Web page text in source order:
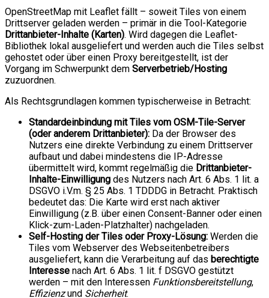
OpenStreetMap mit Leaflet fällt – soweit Tiles von einem
Drittserver geladen werden – primär in die Tool-Kategorie
Drittanbieter-Inhalte (Karten). Wird dagegen die Leaflet-
Bibliothek lokal ausgeliefert und werden auch die Tiles selbst
gehostet oder über einen Proxy bereitgestellt, ist der
Vorgang im Schwerpunkt dem Serverbetrieb/Hosting
zuzuordnen.
Als Rechtsgrundlagen kommen typischerweise in Betracht:
Standardeinbindung mit Tiles vom OSM-Tile-Server
(oder anderem Drittanbieter): Da der Browser des
Nutzers eine direkte Verbindung zu einem Drittserver
aufbaut und dabei mindestens die IP-Adresse
übermittelt wird, kommt regelmäßig die Drittanbieter-
Inhalte-Einwilligung des Nutzers nach Art. 6 Abs. 1 lit. a
DSGVO i.V.m. § 25 Abs. 1 TDDDG in Betracht. Praktisch
bedeutet das: Die Karte wird erst nach aktiver
Einwilligung (z.B. über einen Consent-Banner oder einen
Klick-zum-Laden-Platzhalter) nachgeladen.
Self-Hosting der Tiles oder Proxy-Lösung: Werden die
Tiles vom Webserver des Webseitenbetreibers
ausgeliefert, kann die Verarbeitung auf das berechtigte
Interesse nach Art. 6 Abs. 1 lit. f DSGVO gestützt
werden – mit den Interessen Funktionsbereitstellung,
Effizienzund Sicherheit.